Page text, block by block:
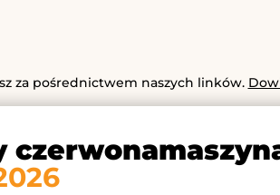
za pośrednictwem naszych linków.